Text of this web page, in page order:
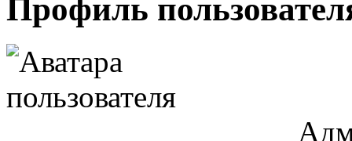
Профиль